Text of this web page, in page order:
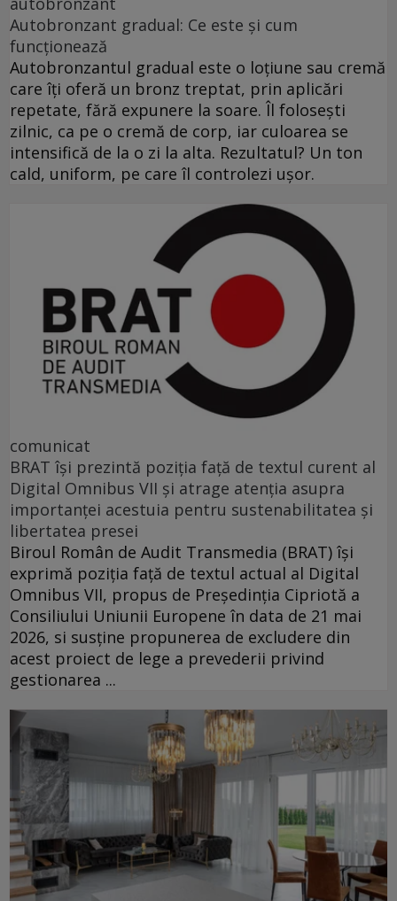
Autobronzant gradual: Ce este și cum
funcționează
Autobronzantul gradual este o loțiune sau cremă
care îți oferă un bronz treptat, prin aplicări
repetate, fără expunere la soare. Îl folosești
zilnic, ca pe o cremă de corp, iar culoarea se
intensifică de la o zi la alta. Rezultatul? Un ton
cald, uniform, pe care îl controlezi ușor.
comunicat
BRAT își prezintă poziția față de textul curent al
Digital Omnibus VII și atrage atenția asupra
importanței acestuia pentru sustenabilitatea și
libertatea presei
Biroul Român de Audit Transmedia (BRAT) își
exprimă poziția față de textul actual al Digital
Omnibus VII, propus de Președinția Cipriotă a
Consiliului Uniunii Europene în data de 21 mai
2026, si susține propunerea de excludere din
acest proiect de lege a prevederii privind
gestionarea ...